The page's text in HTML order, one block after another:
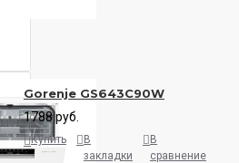
Gorenje GS643C90W
1788 руб.
Купить
В
закладки
В
сравнение